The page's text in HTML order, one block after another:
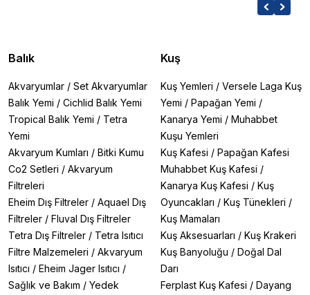
Balık
Akvaryumlar / Set Akvaryumlar
Balık Yemi / Cichlid Balık Yemi
Tropical Balık Yemi / Tetra
Yemi
Akvaryum Kumları / Bitki Kumu
Co2 Setleri / Akvaryum
Filtreleri
Eheim Dış Filtreler / Aquael Dış
Filtreler / Fluval Dış Filtreler
Tetra Dış Filtreler / Tetra Isıtıcı
Filtre Malzemeleri / Akvaryum
Isıtıcı / Eheim Jager Isıtıcı /
Sağlık ve Bakım / Yedek
Kuş
Kuş Yemleri / Versele Laga Kuş
Yemi / Papağan Yemi /
Kanarya Yemi / Muhabbet
Kuşu Yemleri
Kuş Kafesi / Papağan Kafesi
Muhabbet Kuş Kafesi /
Kanarya Kuş Kafesi / Kuş
Oyuncakları / Kuş Tünekleri /
Kuş Mamaları
Kuş Aksesuarları / Kuş Krakeri
Kuş Banyoluğu / Doğal Dal
Darı
Ferplast Kuş Kafesi / Dayang